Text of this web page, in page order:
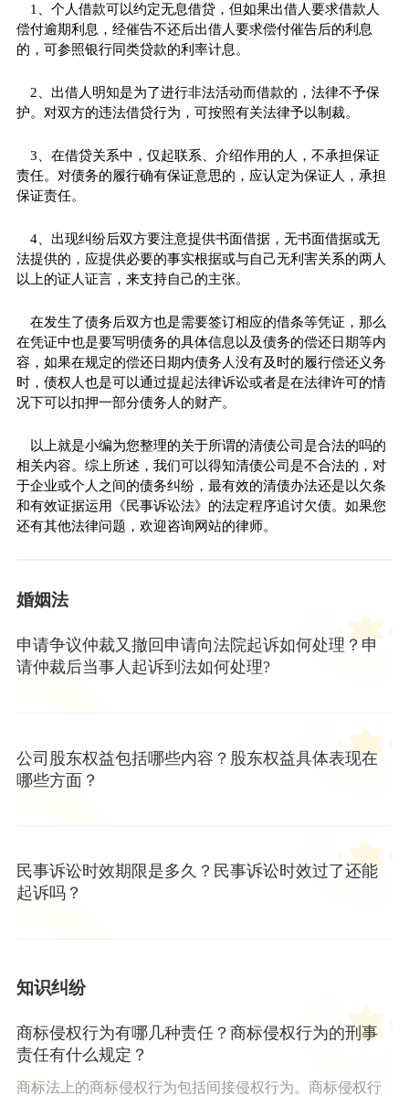
1、个人借款可以约定无息借贷，但如果出借人要求借款人
偿付逾期利息，经催告不还后出借人要求偿付催告后的利息
的，可参照银行同类贷款的利率计息。
2、出借人明知是为了进行非法活动而借款的，法律不予保
护。对双方的违法借贷行为，可按照有关法律予以制裁。
3、在借贷关系中，仅起联系、介绍作用的人，不承担保证
责任。对债务的履行确有保证意思的，应认定为保证人，承担
保证责任。
4、出现纠纷后双方要注意提供书面借据，无书面借据或无
法提供的，应提供必要的事实根据或与自己无利害关系的两人
以上的证人证言，来支持自己的主张。
在发生了债务后双方也是需要签订相应的借条等凭证，那么
在凭证中也是要写明债务的具体信息以及债务的偿还日期等内
容，如果在规定的偿还日期内债务人没有及时的履行偿还义务
时，债权人也是可以通过提起法律诉讼或者是在法律许可的情
况下可以扣押一部分债务人的财产。
以上就是小编为您整理的关于所谓的清债公司是合法的吗的
相关内容。综上所述，我们可以得知清债公司是不合法的，对
于企业或个人之间的债务纠纷，最有效的清债办法还是以欠条
和有效证据运用《民事诉讼法》的法定程序追讨欠债。如果您
还有其他法律问题，欢迎咨询网站的律师。
婚姻法
申请争议仲裁又撤回申请向法院起诉如何处理？申
请仲裁后当事人起诉到法如何处理?
公司股东权益包括哪些内容？股东权益具体表现在
哪些方面？
民事诉讼时效期限是多久？民事诉讼时效过了还能
起诉吗？
知识纠纷
商标侵权行为有哪几种责任？商标侵权行为的刑事
责任有什么规定？
商标法上的商标侵权行为包括间接侵权行为。商标侵权行